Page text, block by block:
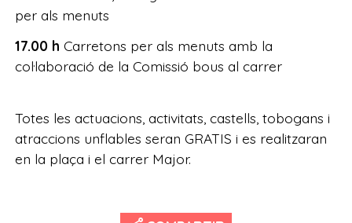
per als menuts
17.00 h Carretons per als menuts amb la
col·laboració de la Comissió bous al carrer
Totes les actuacions, activitats, castells, tobogans i
atraccions unflables seran GRATIS i es realitzaran
en la plaça i el carrer Major.